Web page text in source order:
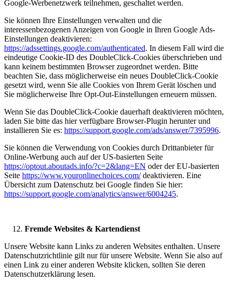
Google-Werbenetzwerk teilnehmen, geschaltet werden.
Sie können Ihre Einstellungen verwalten und die
interessenbezogenen Anzeigen von Google in Ihren Google Ads-
Einstellungen deaktivieren:
https://adssettings.google.com/authenticated. In diesem Fall wird die
eindeutige Cookie-ID des DoubleClick-Cookies überschrieben und
kann keinem bestimmten Browser zugeordnet werden. Bitte
beachten Sie, dass möglicherweise ein neues DoubleClick-Cookie
gesetzt wird, wenn Sie alle Cookies von Ihrem Gerät löschen und
Sie möglicherweise Ihre Opt-Out-Einstellungen erneuern müssen.
Wenn Sie das DoubleClick-Cookie dauerhaft deaktivieren möchten,
laden Sie bitte das hier verfügbare Browser-Plugin herunter und
installieren Sie es: https://support.google.com/ads/answer/7395996.
Sie können die Verwendung von Cookies durch Drittanbieter für
Online-Werbung auch auf der US-basierten Seite
https://optout.aboutads.info/?c=2&lang=EN oder der EU-basierten
Seite https://www.youronlinechoices.com/deaktivieren. Eine
Übersicht zum Datenschutz bei Google finden Sie hier:
https://support.google.com/analytics/answer/6004245.
Fremde Websites & Kartendienst
Unsere Website kann Links zu anderen Websites enthalten. Unsere
Datenschutzrichtlinie gilt nur für unsere Website. Wenn Sie also auf
einen Link zu einer anderen Website klicken, sollten Sie deren
Datenschutzerklärung lesen.